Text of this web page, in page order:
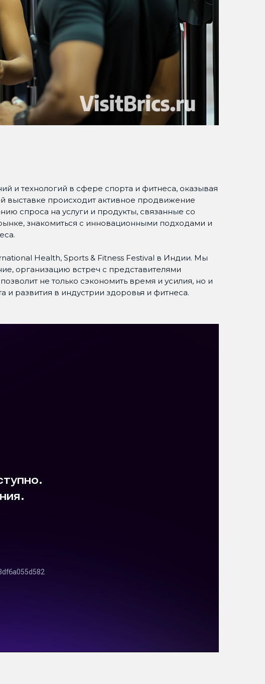
и технологий в сфере спорта и фитнеса, оказывая
выставке происходит активное продвижение
спроса на услуги и продукты, связанные со
знакомиться с инновационными подходами и
Health, Sports & Fitness Festival в Индии. Мы
организацию встреч с представителями
не только сэкономить время и усилия, но и
и развития в индустрии здоровья и фитнеса.